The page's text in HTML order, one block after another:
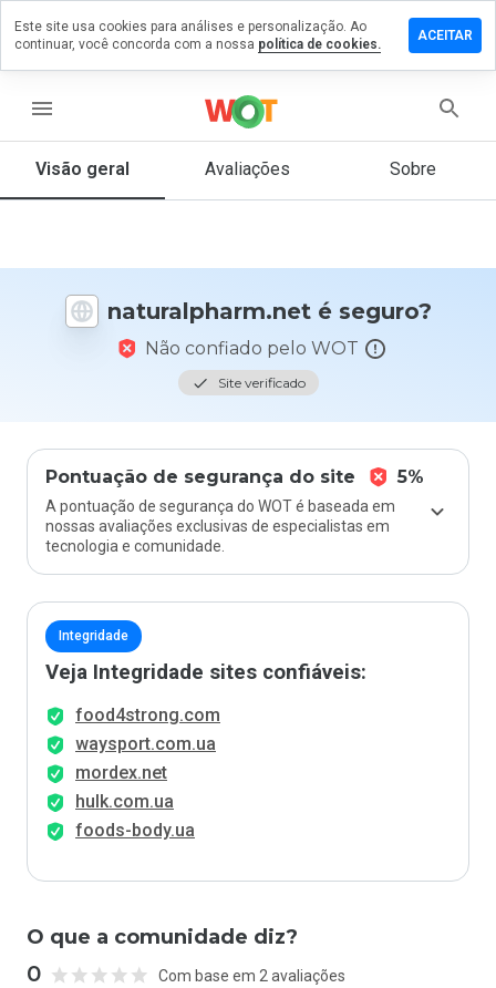
menu
Visão geral Avaliações Sobre
naturalpharm.net é seguro?
Não confiado pelo WOT
Site verificado
Pontuação de segurança do site 5%
A pontuação de segurança do WOT é baseada em
nossas avaliações exclusivas de especialistas em
tecnologia e comunidade.
Integridade
Veja Integridade sites confiáveis:
food4strong.com
waysport.com.ua
mordex.net
hulk.com.ua
foods-body.ua
O que a comunidade diz?
0 Com base em 2 avaliações
um
em
De 1
nota
Este site usa cookies para análises e personalização. Ao
continuar, você concorda com a nossa política de cookies.
ACEITAR